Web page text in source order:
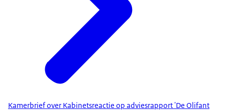
Kamerbrief over Kabinetsreactie op adviesrapport 'De Olifant